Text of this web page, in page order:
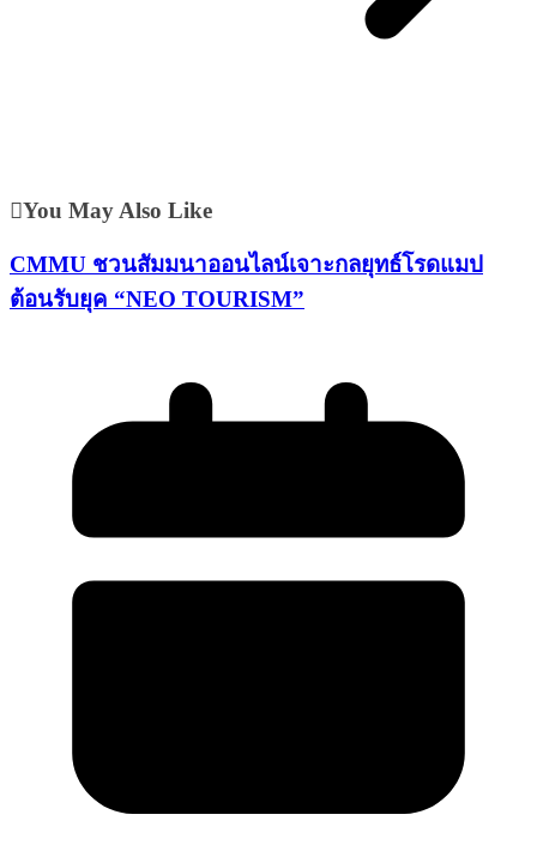
You May Also Like
CMMU ชวนสัมมนาออนไลน์เจาะกลยุทธ์โรดแมป
ต้อนรับยุค “NEO TOURISM”